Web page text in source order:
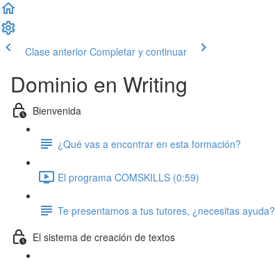
Clase anterior Completar y continuar
Dominio en Writing
Bienvenida
¿Qué vas a encontrar en esta formación?
El programa COMSKILLS (0:59)
Te presentamos a tus tutores, ¿necesitas ayuda?
El sistema de creación de textos